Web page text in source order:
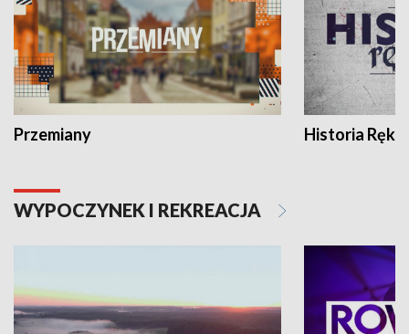
Przemiany Historia Ręką
WYPOCZYNEK I REKREACJA